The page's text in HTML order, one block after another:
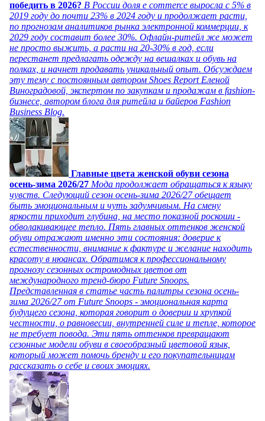
победить в 2026? В России доля e commerce выросла с 5% в
2019 году до почти 23% в 2024 году и продолжает расти,
по прогнозам аналитиков рынка электронной коммерции, к
2029 году составит более 30%. Офлайн-ритейл же может
не просто выжить, а расти на 20-30% в год, если
перестанет предлагать одежду на вешалках и обувь на
полках, и начнет продавать уникальный опыт. Обсуждаем
эту тему с постоянным автором Shoes Report Еленой
Виноградовой, экспертом по закупкам и продажам в fashion-
бизнесе, автором блога для ритейла и байеров Fashion
Business Blog.
Главные цвета женской обуви сезона
осень-зима 2026/27 Мода продолжает обращаться к языку
чувств. Следующий сезон осень-зима 2026/27 обещает
быть эмоциональным и чуть задумчивым. На смену
яркости приходит глубина, на место показной роскоши -
обволакивающее тепло. Пять главных оттенков женской
обуви отражают именно эти состояния: доверие к
естественности, внимание к фактуре и желание находить
красоту в нюансах. Обратимся к профессиональному
прогнозу сезонных остромодных цветов от
международного тренд-бюро Future Snoops.
Представленная в статье часть палитры сезона осень-
зима 2026/27 от Future Snoops - эмоциональная карта
будущего сезона, которая говорит о доверии и хрупкой
честности, о равновесии, внутренней силе и тепле, которое
не требует повода. Эти пять оттенков превращают
сезонные модели обуви в своеобразный цветовой язык,
который может помочь бренду и его покупательницам
рассказать о себе и своих эмоциях.